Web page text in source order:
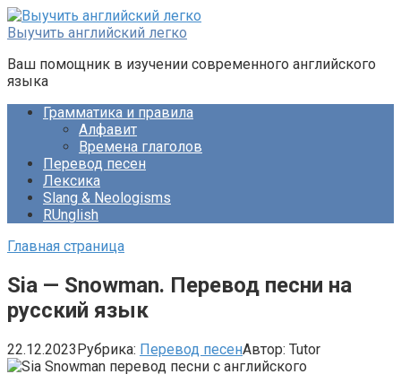
Перейти
к
Выучить английский легко
Ваш помощник в изучении современного английского
языка
Грамматика и правила
Алфавит
Времена глаголов
Перевод песен
Лексика
Slang & Neologisms
RUnglish
Главная страница
Sia — Snowman. Перевод песни на
русский язык
22.12.2023Рубрика: Перевод песенАвтор: Tutor